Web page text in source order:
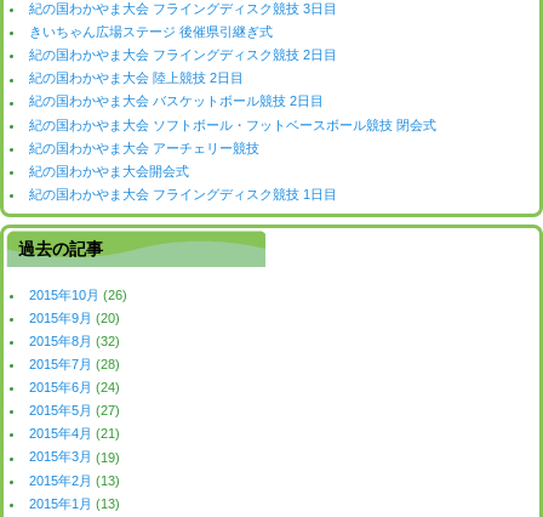
紀の国わかやま大会 フライングディスク競技 3日目
きいちゃん広場ステージ 後催県引継ぎ式
紀の国わかやま大会 フライングディスク競技 2日目
紀の国わかやま大会 陸上競技 2日目
紀の国わかやま大会 バスケットボール競技 2日目
紀の国わかやま大会 ソフトボール・フットベースボール競技 閉会式
紀の国わかやま大会 アーチェリー競技
紀の国わかやま大会開会式
紀の国わかやま大会 フライングディスク競技 1日目
過去の記事
2015年10月 (26)
2015年9月 (20)
2015年8月 (32)
2015年7月 (28)
2015年6月 (24)
2015年5月 (27)
2015年4月 (21)
2015年3月 (19)
2015年2月 (13)
2015年1月 (13)